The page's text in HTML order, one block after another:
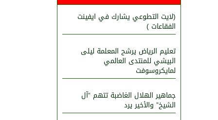
(لايت التطوعي يشارك في ايفينت
الفقاعات )
تعليم الرياض يرشح المعلمة ليلى
البيشي للمنتدى العالمي
لمايكروسوفت
جماهير الهلال الغاضبة تتهم “آل
الشيخ” والأخير يرد